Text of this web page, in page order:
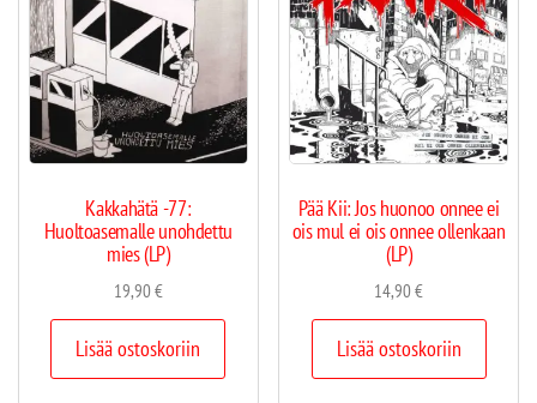
Kakkahätä -77:
Huoltoasemalle unohdettu
mies (LP)
19,90€
Lisää ostoskoriin
Pää Kii: Jos huonoo onnee ei
ois mul ei ois onnee ollenkaan
(LP)
14,90€
Lisää ostoskoriin